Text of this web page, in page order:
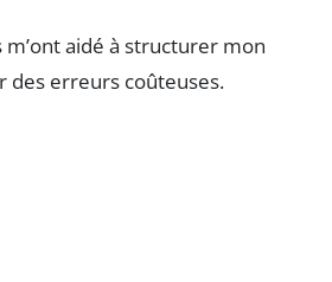
aidé à structurer mon
des erreurs coûteuses.